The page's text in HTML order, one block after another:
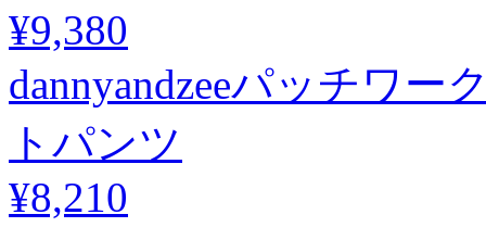
¥9,380
dannyandzeeパッチワ
トパンツ
¥8,210